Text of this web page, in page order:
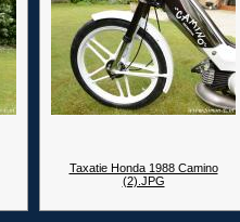
Taxatie Honda 1988 Camino
(2).JPG